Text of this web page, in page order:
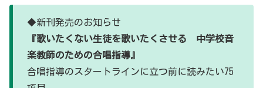
◆新刊発売のお知らせ
『歌いたくない生徒を歌いたくさせる 中学校音
楽教師のための合唱指導』
合唱指導のスタートラインに立つ前に読みたい75